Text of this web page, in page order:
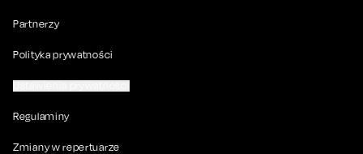
Partnerzy
Polityka prywatności
Regulaminy
Zmiany w repertuarze